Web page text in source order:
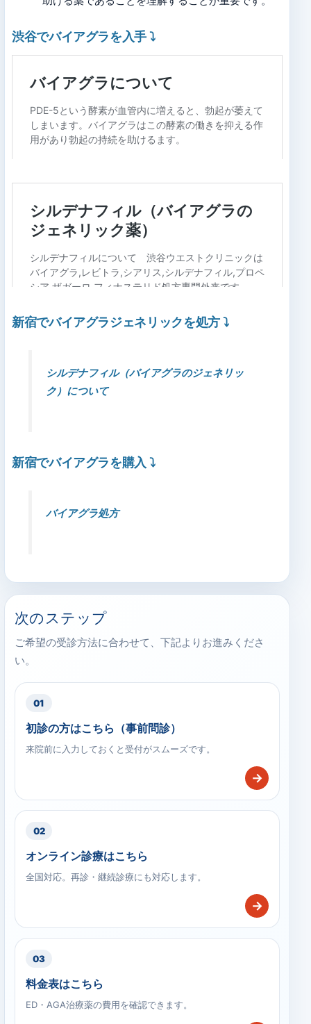
渋谷でバイアグラを入手⤵
新宿でバイアグラジェネリックを処方⤵
シルデナフィル（バイアグラのジェネリッ
ク）について
新宿でバイアグラを購入 ⤵
バイアグラ処方
次のステップ
ご希望の受診方法に合わせて、下記よりお進みくださ
い。
01
初診の方はこちら（事前問診）
来院前に入力しておくと受付がスムーズです。
→
02
オンライン診療はこちら
全国対応。再診・継続診療にも対応します。
→
03
料金表はこちら
ED・AGA治療薬の費用を確認できます。